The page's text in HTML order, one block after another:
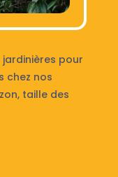
pour
chez nos
taille des